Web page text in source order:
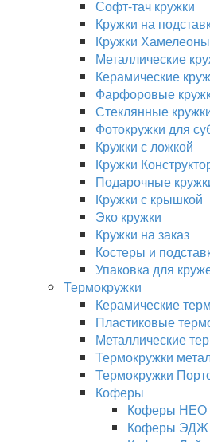
Софт-тач кружки
Кружки на
Кружки Хамелеоны
Металлические
Керамические
Фарфоровые
Стеклянные
Фотокружки для
Кружки с ложкой
Кружки
Подарочные
Кружки с крышкой
Эко кружки
Кружки на заказ
Костеры и
Упаковка для
Термокружки
Керамические
Пластиковые
Металлические
Термокружки
Термокружки
Коферы
Коферы НЕО
Коферы ЭДЖ